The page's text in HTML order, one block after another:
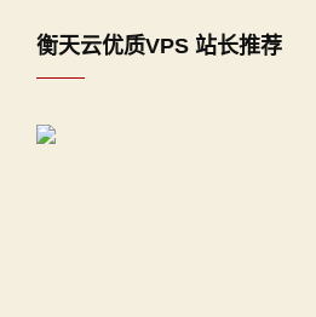
衡天云优质VPS 站长推荐